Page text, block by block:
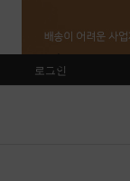
로그인